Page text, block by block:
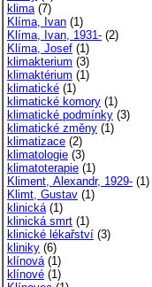
klima(7)
Klíma, Ivan (1)
Klíma, Ivan, 1931- (2)
Klíma, Josef (1)
klimakterium (3)
klimaktérium (1)
klimatické (1)
klimatické komory (1)
klimatické podmínky (3)
klimatické změny (1)
klimatizace (2)
klimatologie (3)
klimatoterapie (1)
Kliment, Alexandr, 1929- (1)
Klimt, Gustav (1)
klinická(1)
klinická smrt (1)
klinické lékařství (3)
kliniky (6)
klínová(1)
klínové (1)